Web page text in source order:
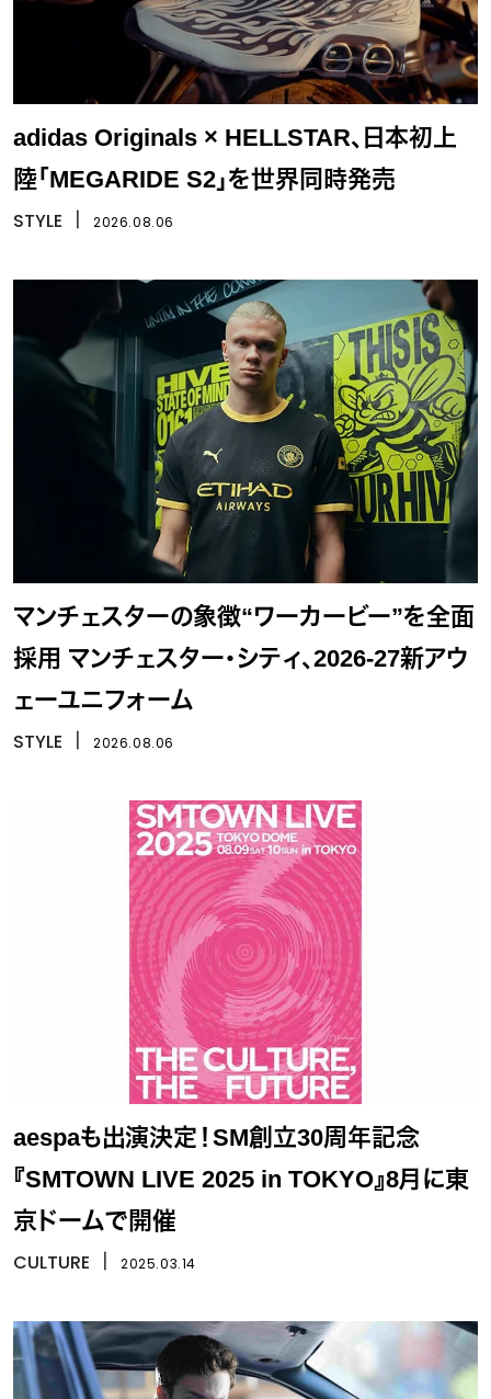
adidas Originals × HELLSTAR、日本初上
陸「MEGARIDE S2」を世界同時発売
STYLE 2026.08.06
マンチェスターの象徴“ワーカービー”を全面
採用 マンチェスター・シティ、2026-27新アウ
ェーユニフォーム
STYLE 2026.08.06
aespaも出演決定！SM創立30周年記念
『SMTOWN LIVE 2025 in TOKYO』8月に東
京ドームで開催
CULTURE 2025.03.14